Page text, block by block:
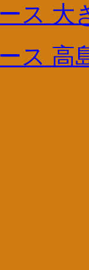
ス 大
ス 高